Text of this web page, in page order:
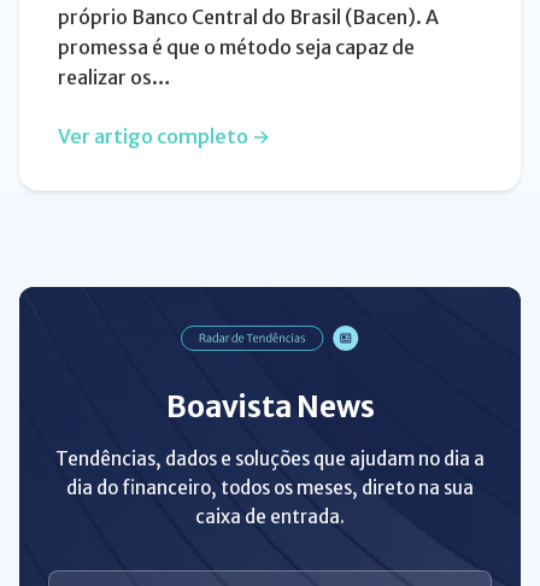
próprio Banco Central do Brasil (Bacen). A
promessa é que o método seja capaz de
realizar os…
Ver artigo completo →
Boavista News
Tendências, dados e soluções que ajudam no dia a
dia do financeiro, todos os meses, direto na sua
caixa de entrada.